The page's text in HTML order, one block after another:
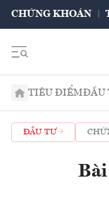
CHỨNG KHOÁN
TIÊU ĐIỂMĐẦU
ĐẦU TƯ